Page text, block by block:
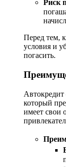
Риск
Перед тем,
условия и
погасить.
Автокредит
который
имеет свои